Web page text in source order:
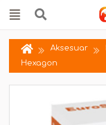
Aksesuar
Hexagon